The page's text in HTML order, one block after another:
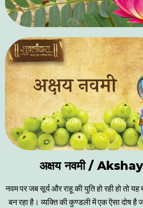
अक्षय नवमी /
नवम पर जब सूर्य और राहू की युति हो रही हो तो यह
बन रहा है। व्यक्ति की कुण्डली में एक ऎसा दोष